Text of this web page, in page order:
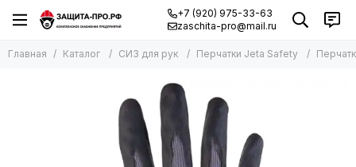
+7 (920) 975-33-63
zaschita-pro@mail.ru
Главная Каталог СИЗ для рук Перчатки Jeta Safety